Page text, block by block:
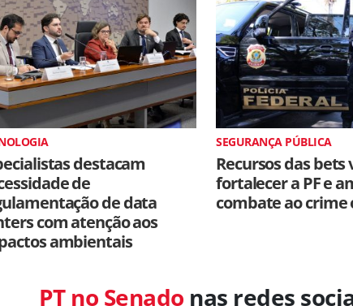
destacam
de
de data
com atenção aos
ambientais
SEGURANÇA PÚBLICA
Recursos das bets
fortalecer a PF e
combate ao crime
PT no Senado nas redes